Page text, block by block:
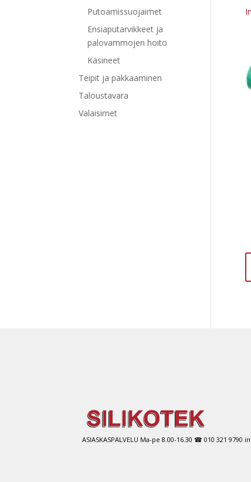
Putoamissuojaimet
Ensiaputarvikkeet ja
palovammojen hoito
Käsineet
Teipit ja pakkaaminen
Taloustavara
Valaisimet
ASIASKASPALVELU Ma-pe 8.00-16.30 ☎ 010 321 9790